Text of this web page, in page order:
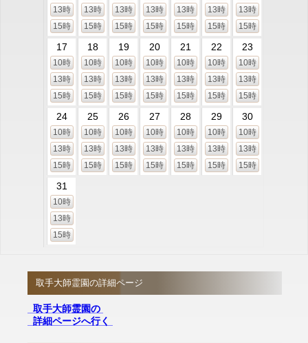
13時
15時
13時
15時
13時
15時
13時
15時
13時
15時
13時
15時
13時
15時
17
10時
13時
15時
18
10時
13時
15時
19
10時
13時
15時
20
10時
13時
15時
21
10時
13時
15時
22
10時
13時
15時
23
10時
13時
15時
24
10時
13時
15時
25
10時
13時
15時
26
10時
13時
15時
27
10時
13時
15時
28
10時
13時
15時
29
10時
13時
15時
30
10時
13時
15時
31
10時
13時
15時
取手大師霊園の詳細ページ
取手大師霊園の
詳細ページへ行く